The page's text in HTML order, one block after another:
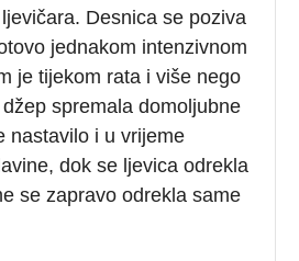
Desnica se poziva
jednakom intenzivnom
je tijekom rata i više nego
spremala domoljubne
nastavilo i u vrijeme
dok se ljevica odrekla
se zapravo odrekla same